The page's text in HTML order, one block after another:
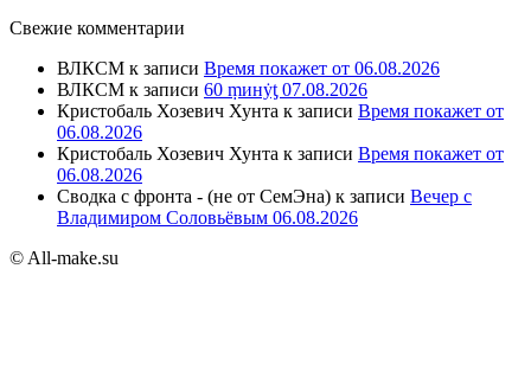
Свежие комментарии
ВЛКСМ к записи Время покажет от 06.08.2026
ВЛКСМ к записи 60 ṃинẏƫ 07.08.2026
Кристобаль Хозевич Хунта к записи Время покажет от
06.08.2026
Кристобаль Хозевич Хунта к записи Время покажет от
06.08.2026
Сводка с фронта - (не от СемЭна) к записи Вечер с
Владимиром Соловьёвым 06.08.2026
© All-make.su